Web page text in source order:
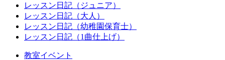
レッスン日記（ジュニア）
レッスン日記（大人）
レッスン日記（幼稚園保育士）
レッスン日記（1曲仕上げ）
教室イベント